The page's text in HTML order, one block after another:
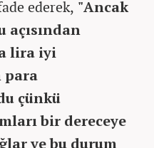
ederek, "Ancak
lira iyi
para
çünkü
bir dereceye
ve bu durum